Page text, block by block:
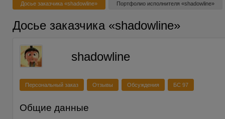
Досье заказчика «shadowline» Портфолио исполнителя «shadowline»
Досье заказчика «shadowline»
shadowline
Персональный заказ Отзывы Обсуждения БС 97
Общие данные